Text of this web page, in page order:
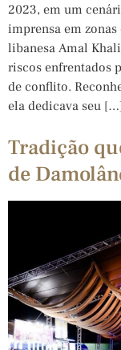
2023, em um
imprensa em
libanesa Amal
riscos enfrentados
de conflito.
ela dedicava seu […]
Tradição
de